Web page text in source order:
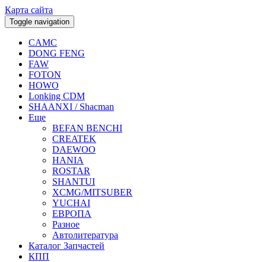
Карта сайта
Toggle navigation
CAMC
DONG FENG
FAW
FOTON
HOWO
Lonking CDM
SHAANXI / Shacman
Еще
BEFAN BENCHI
CREATEK
DAEWOO
HANIA
ROSTAR
SHANTUI
XCMG/MITSUBER
YUCHAI
ЕВРОПА
Разное
Aвтолитература
Каталог Запчастей
КПП